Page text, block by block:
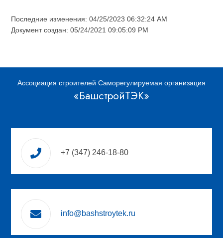
Последние изменения: 04/25/2023 06:32:24 AM
Документ создан: 05/24/2021 09:05:09 PM
Ассоциация строителей Саморегулируемая организация
«БашстройТЭК»
+7 (347) 246-18-80
info@bashstroytek.ru